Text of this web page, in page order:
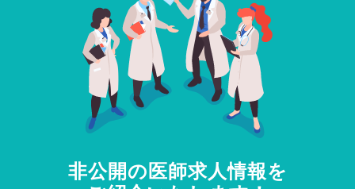
非公開の医師求人情報を